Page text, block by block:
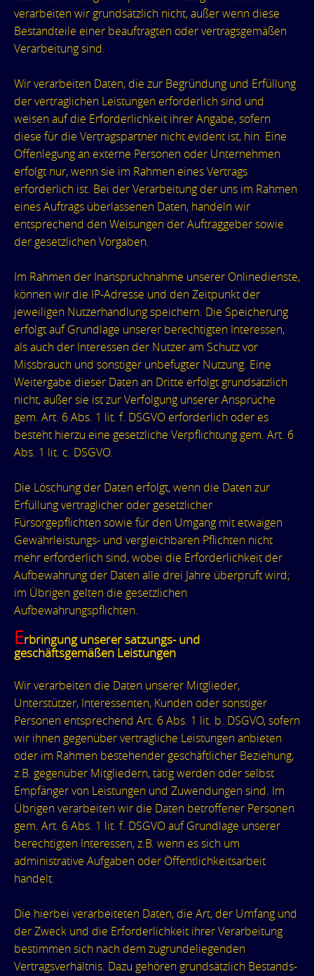
verarbeiten wir grundsätzlich nicht, außer wenn diese
Bestandteile einer beauftragten oder vertragsgemäßen
Verarbeitung sind.
Wir verarbeiten Daten, die zur Begründung und Erfüllung
der vertraglichen Leistungen erforderlich sind und
weisen auf die Erforderlichkeit ihrer Angabe, sofern
diese für die Vertragspartner nicht evident ist, hin. Eine
Offenlegung an externe Personen oder Unternehmen
erfolgt nur, wenn sie im Rahmen eines Vertrags
erforderlich ist. Bei der Verarbeitung der uns im Rahmen
eines Auftrags überlassenen Daten, handeln wir
entsprechend den Weisungen der Auftraggeber sowie
der gesetzlichen Vorgaben.
Im Rahmen der Inanspruchnahme unserer Onlinedienste,
können wir die IP-Adresse und den Zeitpunkt der
jeweiligen Nutzerhandlung speichern. Die Speicherung
erfolgt auf Grundlage unserer berechtigten Interessen,
als auch der Interessen der Nutzer am Schutz vor
Missbrauch und sonstiger unbefugter Nutzung. Eine
Weitergabe dieser Daten an Dritte erfolgt grundsätzlich
nicht, außer sie ist zur Verfolgung unserer Ansprüche
gem. Art. 6 Abs. 1 lit. f. DSGVO erforderlich oder es
besteht hierzu eine gesetzliche Verpflichtung gem. Art. 6
Abs. 1 lit. c. DSGVO.
Die Löschung der Daten erfolgt, wenn die Daten zur
Erfüllung vertraglicher oder gesetzlicher
Fürsorgepflichten sowie für den Umgang mit etwaigen
Gewährleistungs- und vergleichbaren Pflichten nicht
mehr erforderlich sind, wobei die Erforderlichkeit der
Aufbewahrung der Daten alle drei Jahre überprüft wird;
im Übrigen gelten die gesetzlichen
Aufbewahrungspflichten.
Erbringung unserer satzungs- und
geschäftsgemäßen Leistungen
Wir verarbeiten die Daten unserer Mitglieder,
Unterstützer, Interessenten, Kunden oder sonstiger
Personen entsprechend Art. 6 Abs. 1 lit. b. DSGVO, sofern
wir ihnen gegenüber vertragliche Leistungen anbieten
oder im Rahmen bestehender geschäftlicher Beziehung,
z.B. gegenüber Mitgliedern, tätig werden oder selbst
Empfänger von Leistungen und Zuwendungen sind. Im
Übrigen verarbeiten wir die Daten betroffener Personen
gem. Art. 6 Abs. 1 lit. f. DSGVO auf Grundlage unserer
berechtigten Interessen, z.B. wenn es sich um
administrative Aufgaben oder Öffentlichkeitsarbeit
handelt.
Die hierbei verarbeiteten Daten, die Art, der Umfang und
der Zweck und die Erforderlichkeit ihrer Verarbeitung
bestimmen sich nach dem zugrundeliegenden
Vertragsverhältnis. Dazu gehören grundsätzlich Bestands-